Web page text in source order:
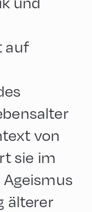
auf
von
sie im
älterer